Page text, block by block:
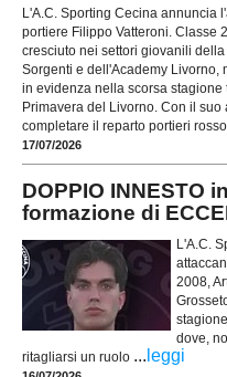
L'A.C. Sporting Cecina annuncia
portiere Filippo Vatteroni. Classe
cresciuto nei settori giovanili
Sorgenti e dell'Academy Livorno,
in evidenza nella scorsa stagione
Primavera del Livorno. Con il suo
completare il reparto portieri
17/07/2026
DOPPIO INNESTO
formazione di
L'A.C.
2008,
dove,
ritagliarsi un ruolo ... leggi